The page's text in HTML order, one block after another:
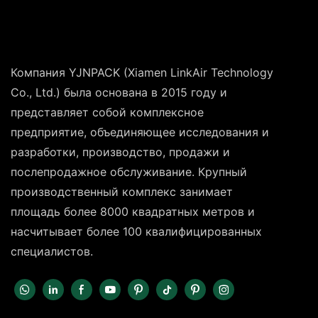
Компания YJNPACK (Xiamen LinkAir Technology
Co., Ltd.) была основана в 2015 году и
представляет собой комплексное
предприятие, объединяющее исследования и
разработки, производство, продажи и
послепродажное обслуживание. Крупный
производственный комплекс занимает
площадь более 8000 квадратных метров и
насчитывает более 100 квалифицированных
специалистов.